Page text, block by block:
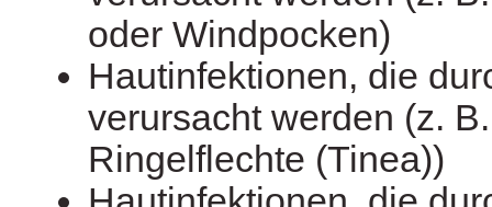
oder Windpocken)
Hautinfektionen, die
verursacht werden (z.
Ringelflechte (Tinea))